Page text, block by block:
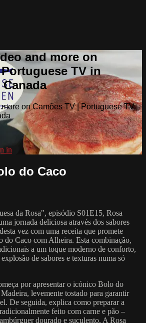
and more on
TV in
on Camões TV | Portuguese TV
in
do Caco
da Rosa", episódio S01E15, Rosa
jornada deliciosa através dos sabores
vez com uma receita que promete
do Caco com Alheira. Esta combinação,
a um toque moderno de conforto,
de sabores e texturas numa só
por apresentar o icónico Bolo do
levemente tostado para garantir
De seguida, explica como preparar a
feito com carne e pão –
dourado e suculento. A Rosa